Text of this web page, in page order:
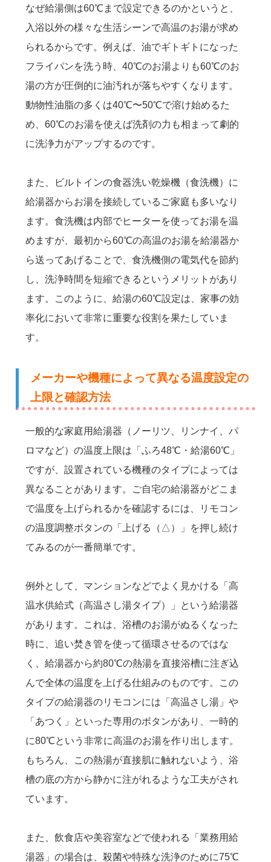
なぜ給湯側は60℃まで設定できるのかというと、
入浴以外の様々な生活シーンで高温のお湯が求め
られるからです。例えば、油でギトギトになった
フライパンを洗う時、40℃のお湯よりも60℃のお
湯の方が圧倒的に油汚れが落ちやすくなります。
動物性油脂の多くは40℃〜50℃で溶け始めるた
め、60℃のお湯を使えば洗剤の力も相まって劇的
に洗浄力がアップするのです。
また、ビルトインの食器洗い乾燥機（食洗機）に
給湯器からお湯を接続しているご家庭も多いなり
ます。食洗機は内部でヒーターを使ってお湯を温
めますが、最初から60℃の高温のお湯を給湯器か
ら送ってあげることで、食洗機側の電気代を節約
し、洗浄時間を短縮できるというメリットがあり
ます。このように、給湯の60℃設定は、家事の効
率化において非常に重要な役割を果たしていま
す。
メーカーや機種によって異なる温度設定の
上限と確認方法
一般的な家庭用給湯器（ノーリツ、リンナイ、パ
ロマなど）の温度上限は「ふろ48℃・給湯60℃」
ですが、設置されている機種のタイプによっては
異なることがあります。ご自宅の給湯器がどこま
で温度を上げられるかを確認するには、リモコン
の温度調整ボタンの「上げる（△）」を押し続け
てみるのが一番簡単です。
例外として、マンションなどでよく見かける「高
温水供給式（高温さし湯タイプ）」という給湯器
があります。これは、浴槽のお湯がぬるくなった
時に、追い焚き管を使って循環させるのではな
く、給湯器から約80℃の熱湯を直接浴槽に注ぎ込
んで全体の温度を上げる仕組みのものです。この
タイプの給湯器のリモコンには「高温さし湯」や
「あつく」といった専用のボタンがあり、一時的
に80℃という非常に高温のお湯を作り出します。
もちろん、この熱湯が直接肌に触れないよう、浴
槽の底の方から静かに注がれるような工夫がされ
ています。
また、飲食店や美容室などで使われる「業務用給
湯器」の場合は、殺菌や特殊な洗浄のために75℃